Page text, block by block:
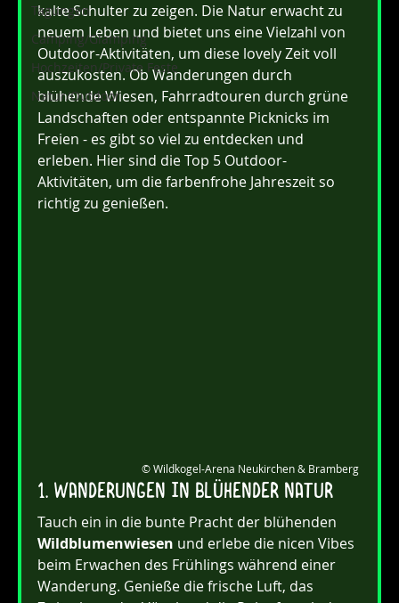
Tagungen
Camping/Glamping
Hochzeiten/Private Feste
Natur/Outdoor
kalte Schulter zu zeigen. Die Natur erwacht zu
neuem Leben und bietet uns eine Vielzahl von
Outdoor-Aktivitäten, um diese lovely Zeit voll
auszukosten. Ob Wanderungen durch
blühende Wiesen, Fahrradtouren durch grüne
Landschaften oder entspannte Picknicks im
Freien - es gibt so viel zu entdecken und
erleben. Hier sind die Top 5 Outdoor-
Aktivitäten, um die farbenfrohe Jahreszeit so
richtig zu genießen.
© Wildkogel-Arena Neukirchen & Bramberg
1. Wanderungen in blühender Natur
Tauch ein in die bunte Pracht der blühenden
Wildblumenwiesen und erlebe die nicen Vibes
beim Erwachen des Frühlings während einer
Wanderung. Genieße die frische Luft, das